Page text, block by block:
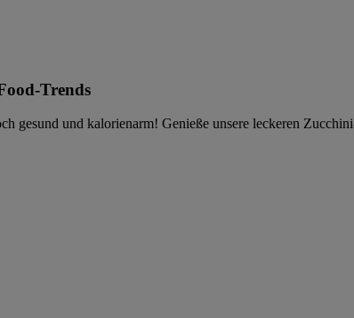
Trends
gesund und kalorienarm! Genieße unsere leckeren